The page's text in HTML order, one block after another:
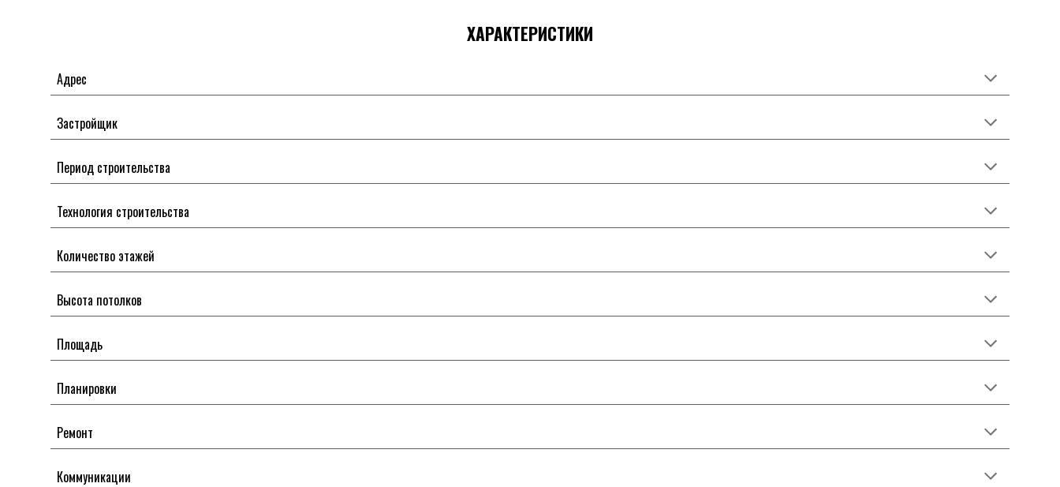
ХАРАКТЕРИСТИКИ
Адрес
Застройщик
Период строительства
Технология строительства
Количество этажей
Высота потолков
Площадь
Планировки
Ремонт
Коммуникации